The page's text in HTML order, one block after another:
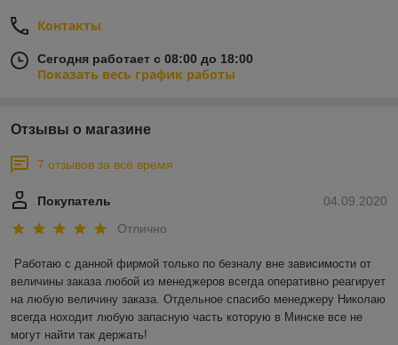
Контакты
Сегодня работает с 08:00 до 18:00
Показать весь график работы
Отзывы о магазине
7 отзывов за всё время
04.09.2020
Покупатель
Отлично
Работаю с данной фирмой только по безналу вне зависимости от
величины заказа любой из менеджеров всегда оперативно реагирует
на любую величину заказа. Отдельное спасибо менеджеру Николаю
всегда ноходит любую запасную часть которую в Минске все не
могут найти так держать!